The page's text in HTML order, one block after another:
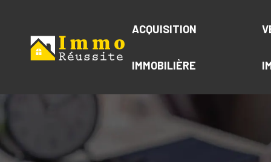
ACQUISITION
IMMOBILIÈRE